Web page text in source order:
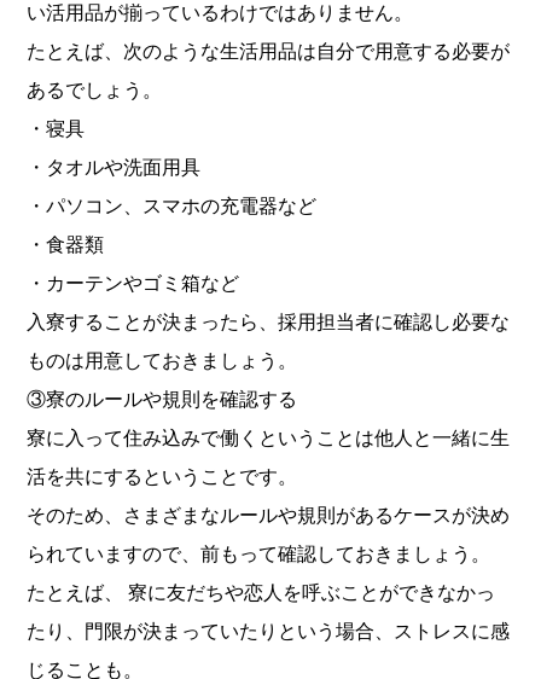
い活用品が揃っているわけではありません。
たとえば、次のような生活用品は自分で用意する必要が
あるでしょう。
・寝具
・タオルや洗面用具
・パソコン、スマホの充電器など
・食器類
・カーテンやゴミ箱など
入寮することが決まったら、採用担当者に確認し必要な
ものは用意しておきましょう。
③寮のルールや規則を確認する
寮に入って住み込みで働くということは他人と一緒に生
活を共にするということです。
そのため、さまざまなルールや規則があるケースが決め
られていますので、前もって確認しておきましょう。
たとえば、 寮に友だちや恋人を呼ぶことができなかっ
たり、門限が決まっていたりという場合、ストレスに感
じることも。